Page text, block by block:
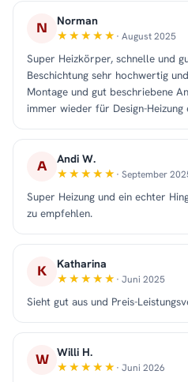
N Norman
· August 2025
Super Heizkörper, schnelle und
Beschichtung sehr hochwertig
Montage und gut beschriebene
immer wieder für Design-Heizung
A Andi W.
· September
Super Heizung und ein echter
zu empfehlen.
K Katharina
· Juni 2025
Sieht gut aus und Preis-
W Willi H.
· Juni 2026